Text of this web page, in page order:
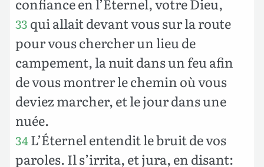
confiance en l’Éternel, votre Dieu,
33 qui allait devant vous sur la route
pour vous chercher un lieu de
campement, la nuit dans un feu afin
de vous montrer le chemin où vous
deviez marcher, et le jour dans une
nuée.
34L’Éternel entendit le bruit de vos
paroles. Il s’irrita, et jura, en disant: